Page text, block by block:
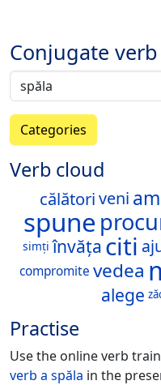
Conjugate verb
Categories
Verb cloud
călătoriveni
spune
simți învăța citi
compromite vedea
alege
Practise
Use the online verb
verb a spăla in the